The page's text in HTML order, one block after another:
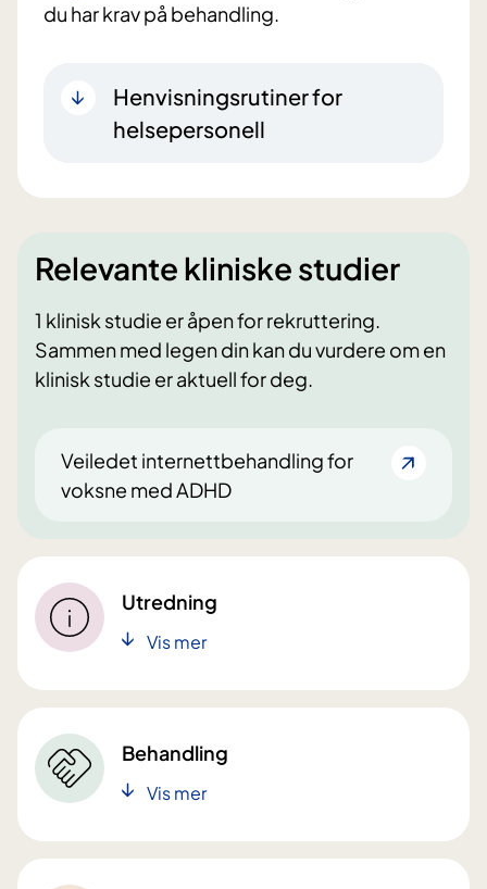
du har krav på behandling.
Henvisningsrutiner for
helsepersonell
Relevante kliniske studier
1 klinisk studie er åpen for rekruttering.
Sammen med legen din kan du vurdere om en
klinisk studie er aktuell for deg.
Veiledet internettbehandling for
voksne med ADHD
Utredning
Vis mer
Behandling
Vis mer